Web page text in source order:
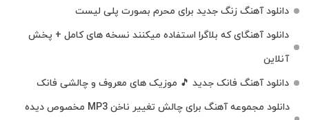
دانلود آهنگ زنگ جدید برای محرم بصورت پلی لیست
دانلود آهنگای که بلاگرا استفاده میکنند نسخه های کامل + پخش
آنلاین
دانلود آهنگ فانک جدید 🎵 موزیک‌ های معروف و چالشی فانک
دانلود مجموعه آهنگ برای چالش تغییر ناخن MP3 مخصوص دیده